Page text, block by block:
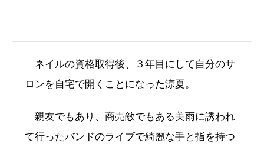
ネイルの資格取得後、３年目にして自分のサ
ロンを自宅で開くことになった涼夏。
親友でもあり、商売敵でもある美雨に誘われ
て行ったバンドのライブで綺麗な手と指を持つ